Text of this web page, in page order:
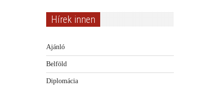
Hírek innen
Ajánló
Belföld
Diplomácia